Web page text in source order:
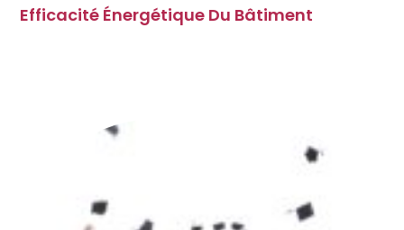
Efficacité Énergétique Du Bâtiment